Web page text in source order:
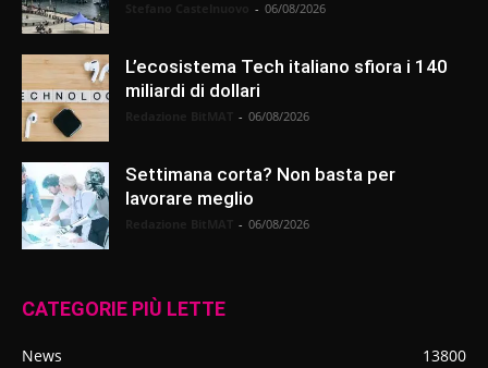
- 06/08/2026
L’ecosistema Tech italiano sfiora i 140
miliardi di dollari
- 06/08/2026
Settimana corta? Non basta per
lavorare meglio
- 06/08/2026
CATEGORIE PIÙ LETTE
News
13800